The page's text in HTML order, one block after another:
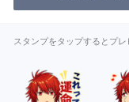
スタンプをタップするとプレ